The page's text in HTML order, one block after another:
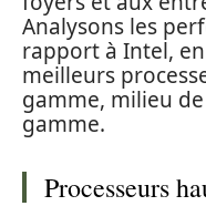
Analysons les
rapport à Intel,
meilleurs
gamme, milieu
gamme.
Processeurs